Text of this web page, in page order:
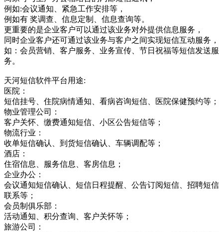
例如:会议通知、紧急工作安排等，
例如有 奖调查、信息定制、信息查询等。
更重要的是企业客户可以通过该业务对外提供信息服务，
同时企业客户还可通过该业务与客户之间实现短信互动服务，
如：会员营销、客户服务、业务宣传、节日祝福等短信发送服
务。
天河短信软件平台用途:
医院：
短信挂号、住院病情通知、看病咨询短信、医院保健预约等；
物业管理公司：
客户关怀、缴费通知短信、小区公告短信等；
物流行业：
收单短信确认、到货短信确认、车辆调配等；
酒店：
住宿信息、服务信息、客房信息；
企业办公：
会议通知短信确认、短信日程提醒、公告订阅短信、招聘短信
联系等；
会员制俱乐部：
活动通知、积分查询、客户关怀等；
旅游公司：